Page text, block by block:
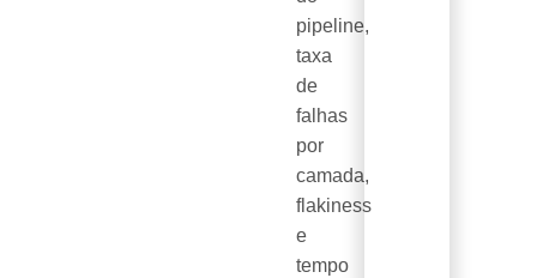
pipeline,
taxa
de
falhas
por
camada,
flakiness
e
tempo